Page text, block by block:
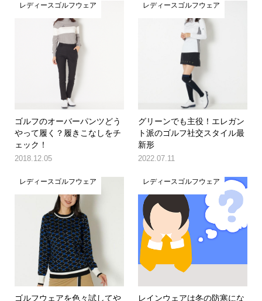
レディースゴルフウェア
ゴルフのオーバーパンツどう
やって履く？履きこなしをチ
ェック！
2018.12.05
レディースゴルフウェア
グリーンでも主役！エレガン
ト派のゴルフ社交スタイル最
新形
2022.07.11
レディースゴルフウェア
ゴルフウェアを色々試してや
レディースゴルフウェア
レインウェアは冬の防寒にな